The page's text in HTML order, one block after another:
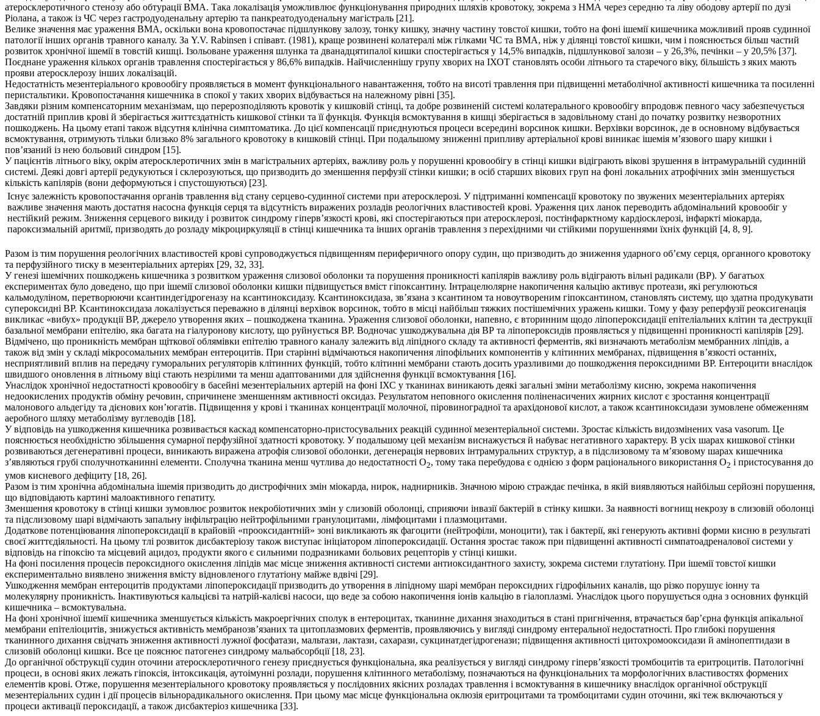
атеросклеротичного стенозу або обтурації ВМА. Така локалізація уможливлює функціонування природних шляхів кровотоку, зокрема з НМА через середню та ліву ободову артерії по дузі
Ріолана, а також із ЧС через гастродуоденальну артерію та панкреатодуоденальну магістраль [21].
Велике значення має ураження ВМА, оскільки вона кровопостачає підшлункову залозу, тонку кишку, значну частину товстої кишки, тобто на фоні ішемії кишечника можливий прояв судинної
патології інших органів травного каналу. За Y.V. Rabinsen і співавт. (1981), краще розвинені колатералі між гілками ЧС та ВМА, ніж у ділянці товстої кишки, чим і пояснюється більш частий
розвиток хронічної ішемії в товстій кишці. Ізольоване ураження шлунка та дванадцятипалої кишки спостерігається у 14,5% випадків, підшлункової залози – у 26,3%, печінки – у 20,5% [37].
Поєднане ураження кількох органів травлення спостерігається у 86,6% випадків. Найчисленнішу групу хворих на ІХОТ становлять особи літнього та старечого віку, більшість з яких мають
прояви атеросклерозу інших локалізацій.
Недостатність мезентеріального кровообігу проявляється в момент функціонального навантаження, тобто на висоті травлення при підвищенні метаболічної активності кишечника та посиленні
перистальтики. Кровопостачання кишечника в спокої у таких хворих відбувається на належному рівні [35].
Завдяки різним компенсаторним механізмам, що перерозподіляють кровотік у кишковій стінці, та добре розвиненій системі колатерального кровообігу впродовж певного часу забезпечується
достатній приплив крові й зберігається життєздатність кишкової стінки та її функція. Функція всмоктування в кишці зберігається в задовільному стані до початку розвитку незворотних
пошкоджень. На цьому етапі також відсутня клінічна симптоматика. До цієї компенсації приєднуються процеси всередині ворсинок кишки. Верхівки ворсинок, де в основному відбувається
всмоктування, отримують тільки близько 8% загального кровотоку в кишковій стінці. При подальшому зниженні припливу артеріальної крові виникає ішемія м’язового шару кишки і
пов’язаний із нею больовий синдром [15].
У пацієнтів літнього віку, окрім атеросклеротичних змін в магістральних артеріях, важливу роль у порушенні кровообігу в стінці кишки відіграють вікові зрушення в інтрамуральній судинній
системі. Деякі довгі артерії редукуються і склерозуються, що призводить до зменшення перфузії стінки кишки; в осіб старших вікових груп на фоні локальних атрофічних змін зменшується
кількість капілярів (вони деформуються і спустошуються) [23].
Існує залежність кровопостачання органів травлення від стану серцево-судинної системи при атеросклерозі. У підтриманні компенсації кровотоку по звужених мезентеріальних артеріях
важливе значення мають достатня насосна функція серця та відсутність виражених розладів реологічних властивостей крові. Ураження цих ланок переводить абдомінальний кровообіг у
нестійкий режим. Зниження серцевого викиду і розвиток синдрому гіперв’язкості крові, які спостерігаються при атеросклерозі, постінфарктному кардіосклерозі, інфаркті міокарда,
пароксизмальній аритмії, призводять до розладу мікроциркуляції в стінці кишечника та інших органів травлення з перехідними чи стійкими порушеннями їхніх функцій [4, 8, 9].
Разом із тим порушення реологічних властивостей крові супроводжується підвищенням периферичного опору судин, що призводить до зниження ударного об’єму серця, органного кровотоку
та перфузійного тиску в мезентеріальних артеріях [29, 32, 33].
У генезі ішемічних пошкоджень кишечника з розвитком ураження слизової оболонки та порушення проникності капілярів важливу роль відіграють вільні радикали (ВР). У багатьох
експериментах було доведено, що при ішемії слизової оболонки кишки підвищується вміст гіпоксантину. Інтрацелюлярне накопичення кальцію активує протеази, які регулюються
кальмодуліном, перетворюючи ксантиндегідрогеназу на ксантиноксидазу. Ксантиноксидаза, зв’язана з ксантином та новоутвореним гіпоксантином, становлять систему, що здатна продукувати
супероксидні ВР. Ксантиноксидаза локалізується переважно в ділянці верхівок ворсинок, тобто в місці найбільш тяжких постішемічних уражень кишки. Тому у фазу реперфузії реоксигенація
викликає «вибух» продукції ВР, джерело утворення яких – пошкоджена тканина. Ураження слизової оболонки, напевно, є вторинним щодо ліпопероксидації епітеліальних клітин та деструкції
базальної мембрани епітелію, яка багата на гіалуронову кислоту, що руйнується ВР. Водночас ушкоджувальна дія ВР та ліпопероксидів проявляється у підвищенні проникності капілярів [29].
Відмічено, що проникність мембран щіткової облямівки епітелію травного каналу залежить від ліпідного складу та активності ферментів, які визначають метаболізм мембранних ліпідів, а
також від змін у складі мікросомальних мембран ентероцитів. При старінні відмічаються накопичення ліпофільних компонентів у клітинних мембранах, підвищення в’язкості останніх,
несприятливий вплив на передачу гуморальних регуляторів клітинних функцій, тобто клітинні мембрани стають досить уразливими до пошкодження пероксидними ВР. Ентероцити внаслідок
швидшого оновлення в літньому віці стають незрілими та менш адаптованими для здійснення функції всмоктування [16].
Унаслідок хронічної недостатності кровообігу в басейні мезентеріальних артерій на фоні ІХС у тканинах виникають деякі загальні зміни метаболізму кисню, зокрема накопичення
недоокислених продуктів обміну речовин, спричинене зменшенням активності оксидаз. Результатом неповного окислення поліненасичених жирних кислот є зростання концентрації
малонового альдегіду та дієнових кон’югатів. Підвищення у крові і тканинах концентрації молочної, піровиноградної та арахідонової кислот, а також ксантиноксидази зумовлене обмеженням
аеробного шляху метаболізму вуглеводів [18].
У відповідь на ушкодження кишечника розвивається каскад компенсаторно-пристосувальних реакцій судинної мезентеріальної системи. Зростає кількість видозмінених vasa vasorum. Це
пояснюється необхідністю збільшення сумарної перфузійної здатності кровотоку. У подальшому цей механізм виснажується й набуває негативного характеру. В усіх шарах кишкової стінки
розвиваються дегенеративні процеси, виникають виражена атрофія слизової оболонки, дегенерація нервових інтрамуральних структур, а в підслизовому та м’язовому шарах кишечника
з’являються грубі сполучнотканинні елементи. Сполучна тканина менш чутлива до недостатності О2, тому така перебудова є однією з форм раціонального використання О2 і пристосування до
умов кисневого дефіциту [18, 26].
Разом із тим хронічна абдомінальна ішемія призводить до дистрофічних змін міокарда, нирок, наднирників. Значною мірою страждає печінка, в якій виявляються найбільш серйозні порушення,
що відповідають картині малоактивного гепатиту.
Зменшення кровотоку в стінці кишки зумовлює розвиток некробіотичних змін у слизовій оболонці, сприяючи інвазії бактерій в стінку кишки. За наявності вогнищ некрозу в слизовій оболонці
та підслизовому шарі відмічають запальну інфільтрацію нейтрофільними гранулоцитами, лімфоцитами і плазмоцитами.
Додаткове потенціювання ліпопероксидації в крайовій «прооксидантній» зоні викликають як фагоцити (нейтрофіли, моноцити), так і бактерії, які генерують активні форми кисню в результаті
своєї життєдіяльності. На цьому тлі розвиток дисбактеріозу також виступає ініціатором ліпопероксидації. Остання зростає також при підвищенні активності симпатоадреналової системи у
відповідь на гіпоксію та місцевий ацидоз, продукти якого є сильними подразниками больових рецепторів у стінці кишки.
На фоні посилення процесів пероксидного окислення ліпідів має місце зниження активності системи антиоксидантного захисту, зокрема системи глутатіону. При ішемії товстої кишки
експериментально виявлено зниження вмісту відновленого глутатіону майже вдвічі [29].
Ушкодження мембран ентероцитів продуктами ліпопероксидації призводить до утворення в ліпідному шарі мембран пероксидних гідрофільних каналів, що різко порушує іонну та
молекулярну проникність. Інактивуються кальцієві та натрій-калієві насоси, що веде за собою накопичення іонів кальцію в гіалоплазмі. Унаслідок цього порушується одна з основних функцій
кишечника – всмоктувальна.
На фоні хронічної ішемії кишечника зменшується кількість макроергічних сполук в ентероцитах, тканинне дихання знаходиться в стані пригнічення, втрачається бар’єрна функція апікальної
мембрани епітеліоцитів, знижується активність мембранозв’язаних та цитоплазмових ферментів, проявляючись у вигляді синдрому ентеральної недостатності. Про глибокі порушення
тканинного дихання свідчать зниження активності лужної фосфатази, мальтази, лактази, сахарази, сукцинатдегідрогенази; підвищення активності цитохромооксидази й амінопептидази в
слизовій оболонці кишки. Все це пояснює патогенез синдрому мальабсорбції [18, 23].
До органічної обструкції судин оточини атеросклеротичного генезу приєднується функціональна, яка реалізується у вигляді синдрому гіперв’язкості тромбоцитів та еритроцитів. Патологічні
процеси, в основі яких лежать гіпоксія, інтоксикація, аутоімунні розлади, порушення клітинного метаболізму, позначаються на функціональних та морфологічних властивостях формених
елементів крові. Отже, порушення мезентеріального кровотоку проявляється у послідовних якісних розладах травлення і всмоктування в кишечнику внаслідок органічної обструкції
мезентеріальних судин і дії процесів вільнорадикального окислення. При цьому має місце функціональна оклюзія еритроцитами та тромбоцитами судин оточини, які теж включаються у
процеси активації пероксидації, а також дисбактеріоз кишечника [33].